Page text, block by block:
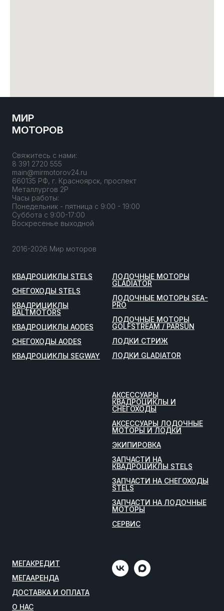
МИР
МОТОРОВ
Свяжитесь с нами:
8 391 2720 555
main@mirmotorov24.ru
660135 РФ, г. Красноярск, проспект
Металлургов 2Р
Часы работы:
Понедельник - пятница с 9:00 - 19:00
Суббота с 9:00-17:00
Воскресенье выходной
2016-2026 Мир моторов
КВАДРОЦИКЛЫ STELS
СНЕГОХОДЫ STELS
КВАДРИЦИКЛЫ
BALTMOTORS
КВАДРОЦИКЛЫ AODES
СНЕГОХОДЫ AODES
КВАДРОЦИКЛЫ SEGWAY
ЛОДОЧНЫЕ МОТОРЫ
GLADIATOR
ЛОДОЧНЫЕ МОТОРЫ SEA-
PRO
ЛОДОЧНЫЕ МОТОРЫ
GOLFSTREAM / PARSUN
ЛОДКИ СТРИЖ
ЛОДКИ GLADIATOR
АКСЕССУАРЫ
КВАДРОЦИКЛЫ И
СНЕГОХОДЫ
АКСЕССУАРЫ ЛОДОЧНЫЕ
МОТОРЫ И ЛОДКИ
ЭКИПИРОВКА
ЗАПЧАСТИ НА
КВАДРОЦИКЛЫ STELS
ЗАПЧАСТИ НА СНЕГОХОДЫ
STELS
ЗАПЧАСТИ НА ЛОДОЧНЫЕ
МОТОРЫ
СЕРВИС
МЕГАКРЕДИТ
МЕГААРЕНДА
ДОСТАВКА И ОПЛАТА
О НАС